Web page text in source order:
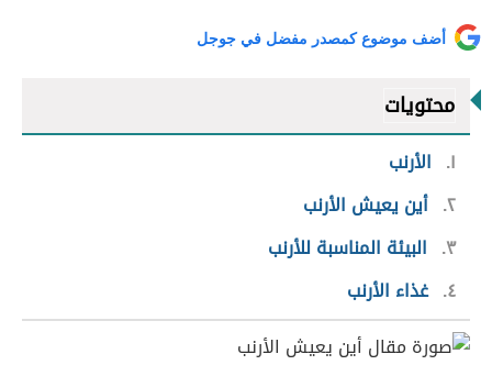
أضف موضوع كمصدر مفضل في جوجل
محتويات
١
الأرنب
٢ أين يعيش الأرنب
٣
البيئة المناسبة للأرنب
٤ غذاء الأرنب